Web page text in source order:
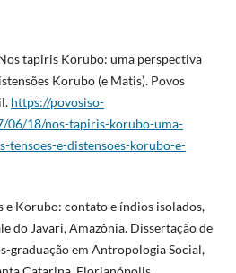
tapiris Korubo: uma perspectiva
Korubo (e Matis). Povos
https://povosiso-
06/18/nos-tapiris-korubo-uma-
tensoes-e-distensoes-korubo-e-
e Korubo: contato e índios isolados,
do Javari, Amazônia. Dissertação de
graduação em Antropologia Social,